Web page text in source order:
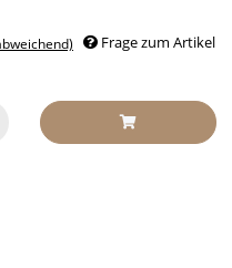
Frage zum Artikel